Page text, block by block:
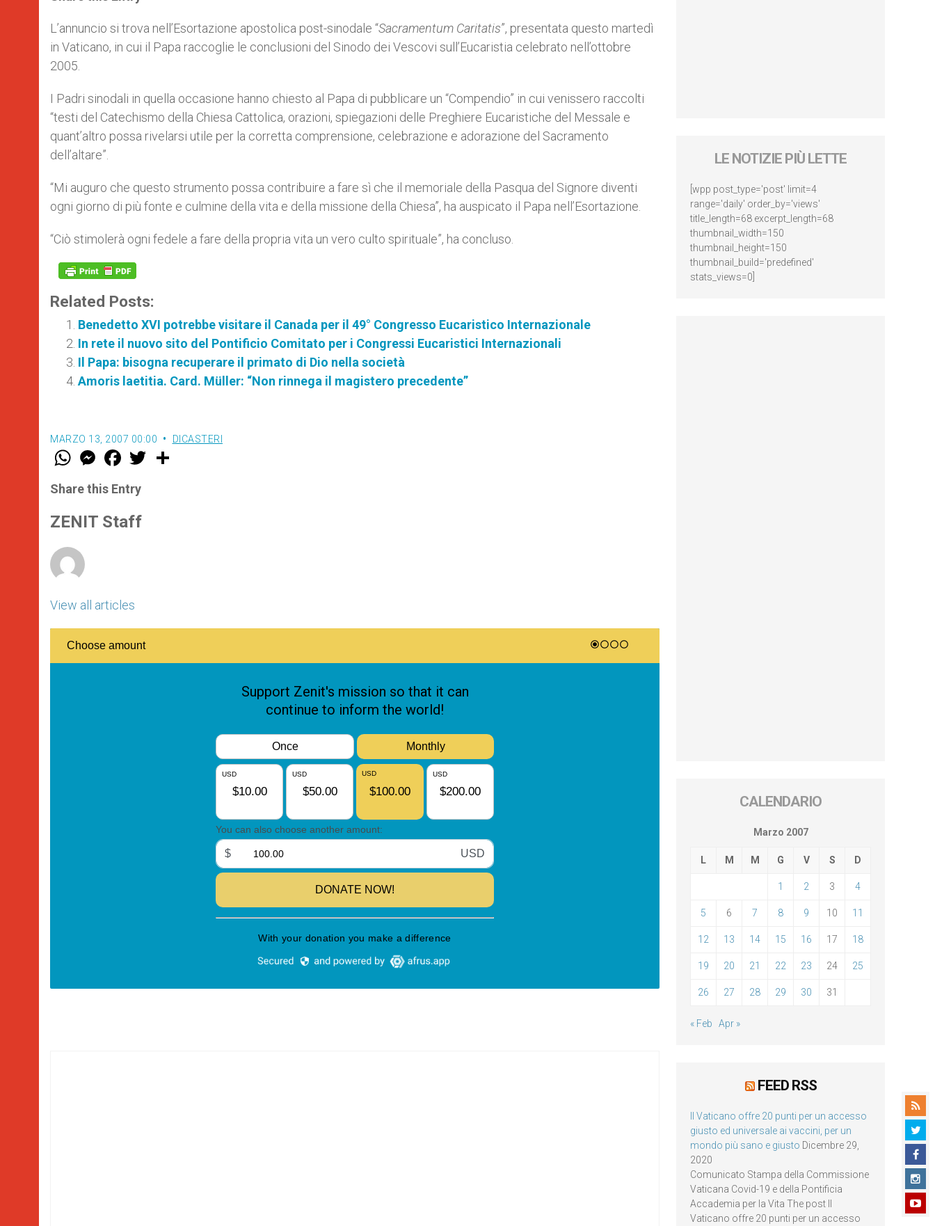
s
p
p
e
g
e
r
b
o
k
L’annuncio si trova nell’Esortazione apostolica post-sinodale “Sacramentum Caritatis”, presentata questo martedì
in Vaticano, in cui il Papa raccoglie le conclusioni del Sinodo dei Vescovi sull’Eucaristia celebrato nell’ottobre
2005.
I Padri sinodali in quella occasione hanno chiesto al Papa di pubblicare un “Compendio” in cui venissero raccolti
“testi del Catechismo della Chiesa Cattolica, orazioni, spiegazioni delle Preghiere Eucaristiche del Messale e
quant’altro possa rivelarsi utile per la corretta comprensione, celebrazione e adorazione del Sacramento
dell’altare”.
“Mi auguro che questo strumento possa contribuire a fare sì che il memoriale della Pasqua del Signore diventi
ogni giorno di più fonte e culmine della vita e della missione della Chiesa”, ha auspicato il Papa nell’Esortazione.
“Ciò stimolerà ogni fedele a fare della propria vita un vero culto spirituale”, ha concluso.
Related Posts:
Benedetto XVI potrebbe visitare il Canada per il 49° Congresso Eucaristico Internazionale
In rete il nuovo sito del Pontificio Comitato per i Congressi Eucaristici Internazionali
Il Papa: bisogna recuperare il primato di Dio nella società
Amoris laetitia. Card. Müller: “Non rinnega il magistero precedente”
MARZO 13, 2007 00:00 DICASTERI
W
t
s
p
p
M
e
s
e
g
e
F
a
e
b
o
k
w
Share this Entry
ZENIT Staff
View all articles
LE NOTIZIE PIÙ LETTE
[wpp post_type='post' limit=4
range='daily' order_by='views'
title_length=68 excerpt_length=68
thumbnail_width=150
thumbnail_height=150
thumbnail_build='predefined'
stats_views=0]
CALENDARIO
Marzo 2007
L M M G V S D
1 2 3 4
5 6 7 8 9 10 11
12 13 14 15 16 17 18
19 20 21 22 23 24 25
26 27 28 29 30 31
« Feb Apr »
FEED RSS
Il Vaticano offre 20 punti per un accesso
giusto ed universale ai vaccini, per un
mondo più sano e giusto Dicembre 29,
2020
Comunicato Stampa della Commissione
Vaticana Covid-19 e della Pontificia
Accademia per la Vita The post Il
Vaticano offre 20 punti per un accesso